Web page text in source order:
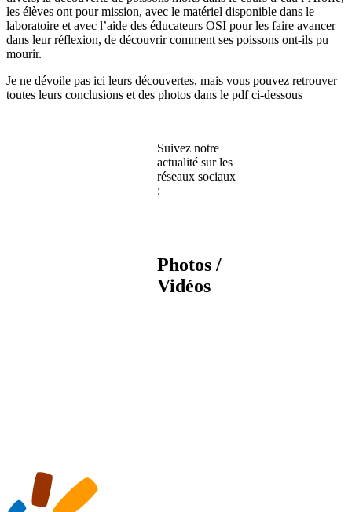
les élèves ont pour mission, avec le matériel disponible dans le
laboratoire et avec l’aide des éducateurs OSI pour les faire avancer
dans leur réflexion, de découvrir comment ses poissons ont-ils pu
mourir.
Je ne dévoile pas ici leurs découvertes, mais vous pouvez retrouver
toutes leurs conclusions et des photos dans le pdf ci-dessous
Suivez notre
actualité sur les
réseaux sociaux
:
Photos /
Vidéos